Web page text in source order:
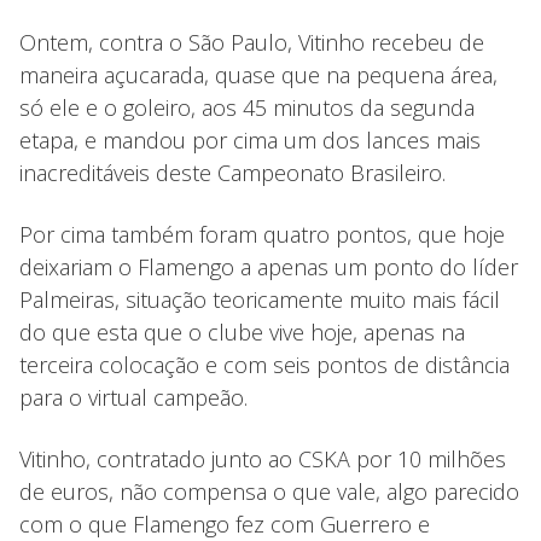
Ontem, contra o São Paulo, Vitinho recebeu de
maneira açucarada, quase que na pequena área,
só ele e o goleiro, aos 45 minutos da segunda
etapa, e mandou por cima um dos lances mais
inacreditáveis deste Campeonato Brasileiro.
Por cima também foram quatro pontos, que hoje
deixariam o Flamengo a apenas um ponto do líder
Palmeiras, situação teoricamente muito mais fácil
do que esta que o clube vive hoje, apenas na
terceira colocação e com seis pontos de distância
para o virtual campeão.
Vitinho, contratado junto ao CSKA por 10 milhões
de euros, não compensa o que vale, algo parecido
com o que Flamengo fez com Guerrero e